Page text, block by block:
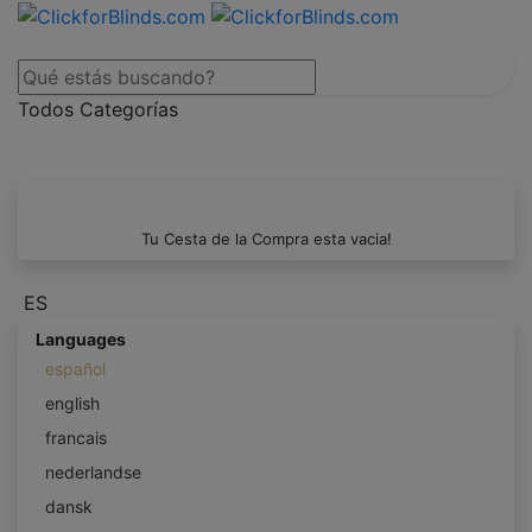
Todos Categorías
Tu Cesta de la Compra esta vacia!
ES
Languages
español
english
francais
nederlandse
dansk